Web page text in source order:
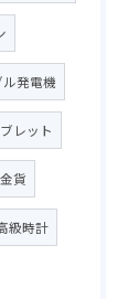
発電機
レット
貨
級時計